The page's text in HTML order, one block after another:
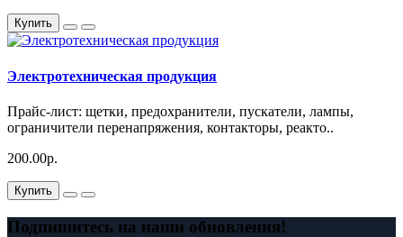
Купить
Электротехническая продукция
Прайс-лист: щетки, предохранители, пускатели, лампы,
ограничители перенапряжения, контакторы, реакто..
200.00р.
Купить
Подпишитесь на наши обновления!